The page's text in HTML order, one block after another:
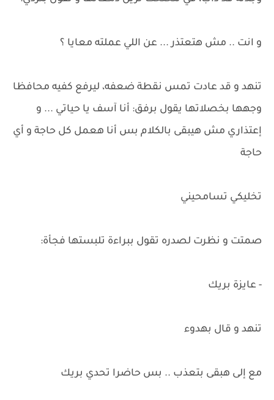
و انت .. مش هتعتذر ... عن اللي عملته معايا ؟
تنهد و قد عادت تمس نقطة ضعفه، ليرفع كفيه محافظا
وجهها بخصلاتها يقول برفق: أنا آسف يا حياتي ... و
إعتذاري مش هيبقى بالكلام بس أنا هعمل كل حاجة و أي
حاجة
تخليكي تسامحيني
صمتت و نظرت لصدره تقول ببراءة تلبستها فجأة:
- عايزة بريك
تنهد و قال بهدوء
مع إلى هبقى بتعذب .. بس حاضرا تحدي بريك